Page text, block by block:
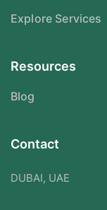
Explore Services
Resources
Blog
Contact
DUBAI, UAE